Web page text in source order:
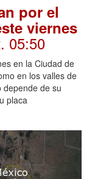
por el
viernes
. 05:50
en la Ciudad de
en los valles de
depende de su
placa